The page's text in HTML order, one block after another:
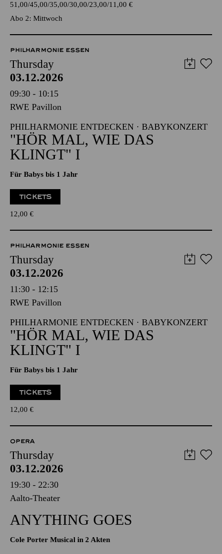
51,00 45,00 35,00 30,00 23,00 11,00 €
Abo 2: Mittwoch
PHILHARMONIE ESSEN
Thursday
03.12.2026
09:30 - 10:15
RWE Pavillon
PHILHARMONIE ENTDECKEN · BABYKONZERT
"HÖR MAL, WIE DAS
KLINGT" I
Für Babys bis 1 Jahr
TICKETS
12,00 €
PHILHARMONIE ESSEN
Thursday
03.12.2026
11:30 - 12:15
RWE Pavillon
PHILHARMONIE ENTDECKEN · BABYKONZERT
"HÖR MAL, WIE DAS
KLINGT" I
Für Babys bis 1 Jahr
TICKETS
12,00 €
OPERA
Thursday
03.12.2026
19:30 - 22:30
Aalto-Theater
ANYTHING GOES
Cole Porter Musical in 2 Akten